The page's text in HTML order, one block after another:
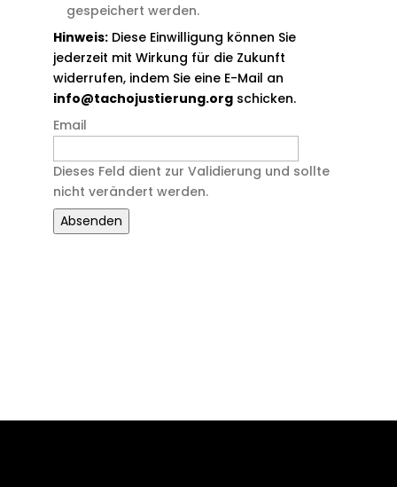
gespeichert werden.
Hinweis:Diese Einwilligung können Sie
jederzeit mit Wirkung für die Zukunft
widerrufen, indem Sie eine E-Mail an
info@tachojustierung.orgschicken.
Email
Dieses Feld dient zur Validierung und sollte
nicht verändert werden.